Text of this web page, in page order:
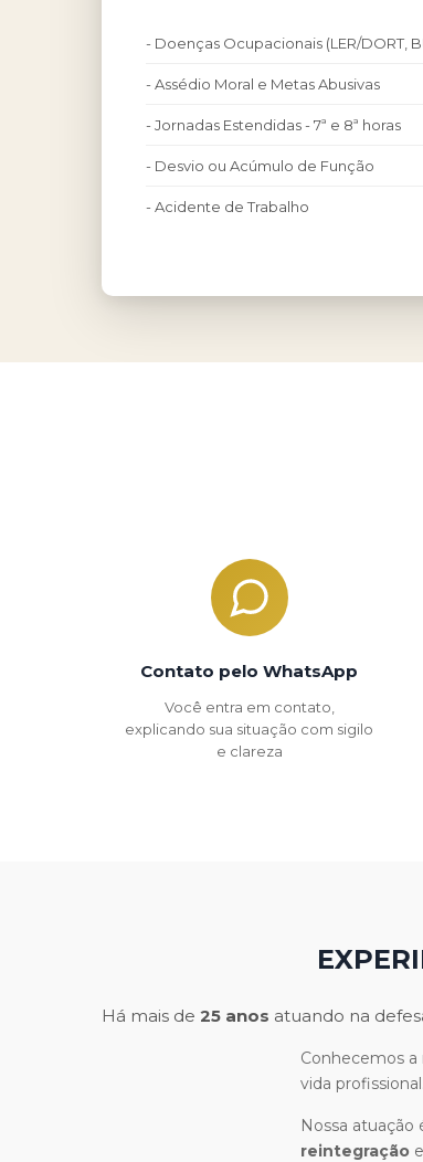
- Doenças Ocupacionais (LER/DORT,
- Assédio Moral e Metas Abusivas
- Jornadas Estendidas - 7ª e 8ª horas
- Desvio ou Acúmulo de Função
- Acidente de Trabalho
Contato pelo WhatsApp
Você entra em contato,
explicando sua situação com sigilo
e clareza
Há mais de 25 anos atuando na
Conhecemos a
vida profissional.
Nossa atuação
reintegração